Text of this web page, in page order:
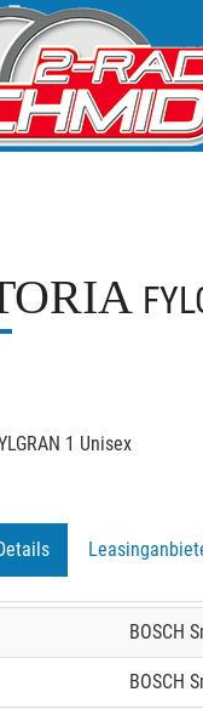
BOSCH
BOSCH